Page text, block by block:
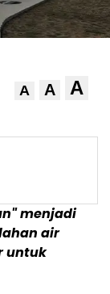
A A A
menjadi
air
untuk